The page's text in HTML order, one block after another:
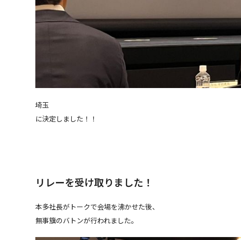
埼玉
に決定しました！！
リレーを受け取りました！
本多社長がトークで会場を沸かせた後、
無事簱のバトンが行われました。